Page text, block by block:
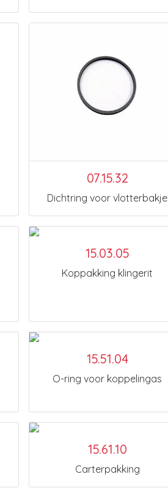
07.15.32
Dichtring voor vlotterbakje
15.03.05
Koppakking klingerit
15.51.04
O-ring voor koppelingas
15.61.10
Carterpakking